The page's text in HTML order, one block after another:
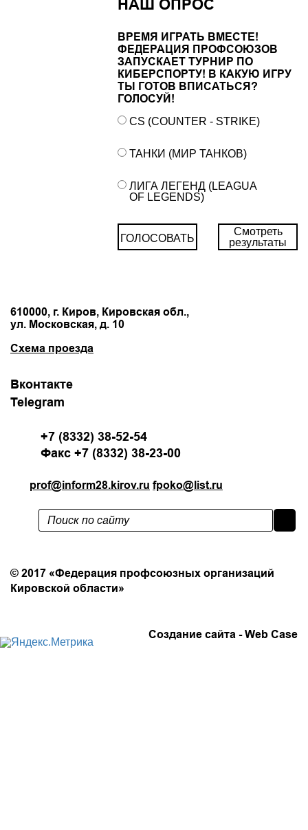
НАШ ОПРОС
ВРЕМЯ ИГРАТЬ ВМЕСТЕ!
ФЕДЕРАЦИЯ ПРОФСОЮЗОВ
ЗАПУСКАЕТ ТУРНИР ПО
КИБЕРСПОРТУ! В КАКУЮ ИГРУ
ТЫ ГОТОВ ВПИСАТЬСЯ?
ГОЛОСУЙ!
CS (COUNTER - STRIKE)
ТАНКИ (МИР ТАНКОВ)
ЛИГА ЛЕГЕНД (LEAGUA
OF LEGENDS)
ГОЛОСОВАТЬ
Смотреть
результаты
610000, г. Киров, Кировская обл.,
ул. Московская, д. 10
Схема проезда
Вконтакте
Telegram
+7 (8332) 38-52-54
Факс +7 (8332) 38-23-00
prof@inform28.kirov.ru fpoko@list.ru
© 2017 «Федерация профсоюзных организаций
Кировской области»
Создание сайта -Web Case